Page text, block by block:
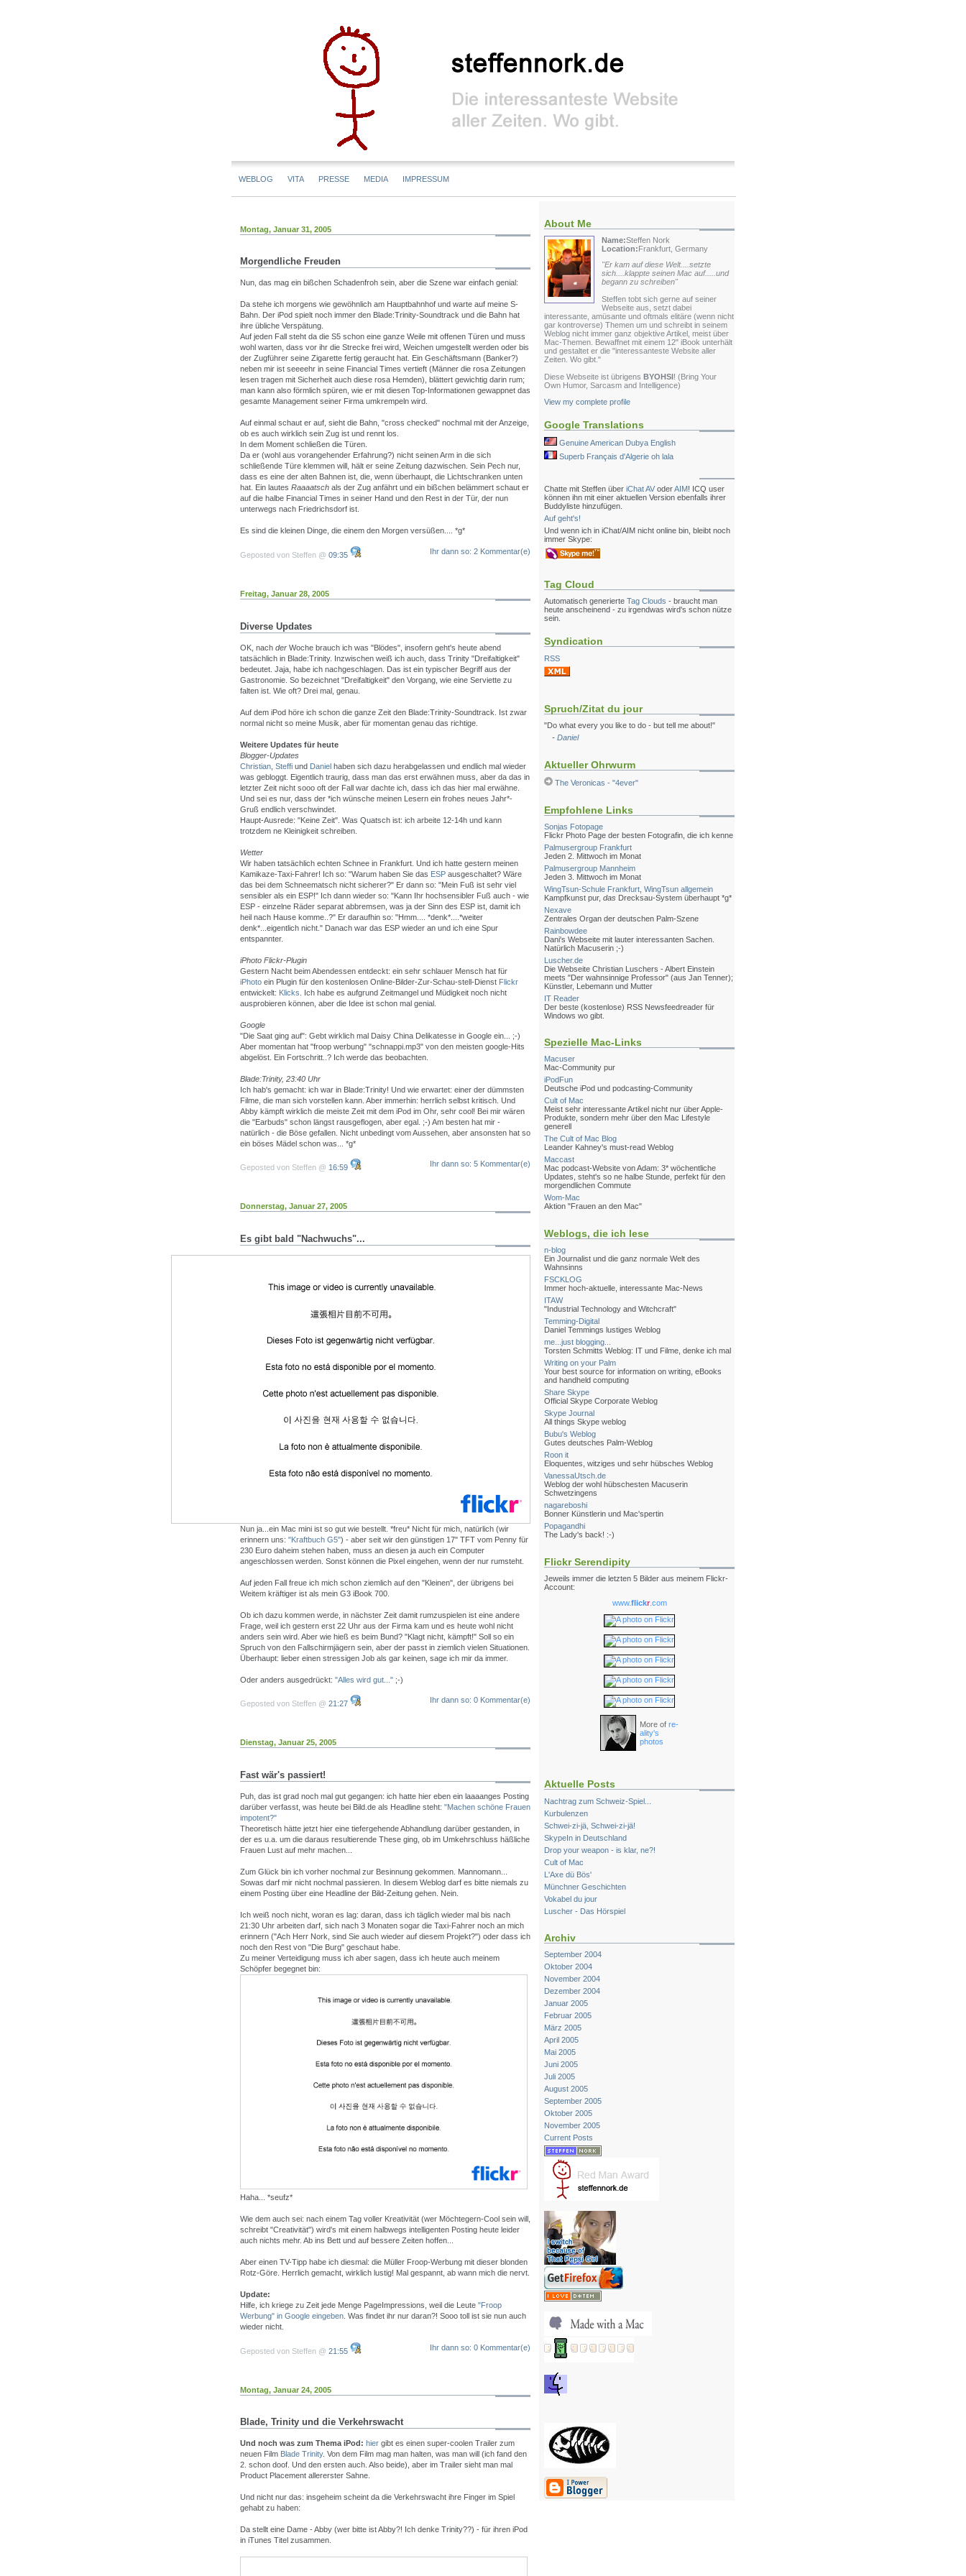
WEBLOG VITA PRESSE MEDIA IMPRESSUM
Montag, Januar 31, 2005
Morgendliche Freuden
Nun, das mag ein bißchen Schadenfroh sein, aber die Szene war einfach genial:
Da stehe ich morgens wie gewöhnlich am Hauptbahnhof und warte auf meine S-
Bahn. Der iPod spielt noch immer den Blade:Trinity-Soundtrack und die Bahn hat
ihre übliche Verspätung.
Auf jeden Fall steht da die S5 schon eine ganze Weile mit offenen Türen und muss
wohl warten, dass vor ihr die Strecke frei wird, Weichen umgestellt werden oder bis
der Zugführer seine Zigarette fertig geraucht hat. Ein Geschäftsmann (Banker?)
neben mir ist seeeehr in seine Financial Times vertieft (Männer die rosa Zeitungen
lesen tragen mit Sicherheit auch diese rosa Hemden), blättert gewichtig darin rum;
man kann also förmlich spüren, wie er mit diesen Top-Informationen gewappnet das
gesamte Management seiner Firma umkrempeln wird.
Auf einmal schaut er auf, sieht die Bahn, "cross checked" nochmal mit der Anzeige,
ob es auch wirklich sein Zug ist und rennt los.
In dem Moment schließen die Türen.
Da er (wohl aus vorangehender Erfahrung?) nicht seinen Arm in die sich
schließende Türe klemmen will, hält er seine Zeitung dazwischen. Sein Pech nur,
dass es eine der alten Bahnen ist, die, wenn überhaupt, die Lichtschranken unten
hat. Ein lautes Raaaatsch als der Zug anfährt und ein bißchen belämmert schaut er
auf die halbe Financial Times in seiner Hand und den Rest in der Tür, der nun
unterwegs nach Friedrichsdorf ist.
Es sind die kleinen Dinge, die einem den Morgen versüßen.... *g*
Geposted von Steffen @ 09:35 Ihr dann so: 2 Kommentar(e)
Freitag, Januar 28, 2005
Diverse Updates
OK, nach der Woche brauch ich was "Blödes", insofern geht's heute abend
tatsächlich in Blade:Trinity. Inzwischen weiß ich auch, dass Trinity "Dreifaltigkeit"
bedeutet. Jaja, habe ich nachgeschlagen. Das ist ein typischer Begriff aus der
Gastronomie. So bezeichnet "Dreifaltigkeit" den Vorgang, wie eine Serviette zu
falten ist. Wie oft? Drei mal, genau.
Auf dem iPod höre ich schon die ganze Zeit den Blade:Trinity-Soundtrack. Ist zwar
normal nicht so meine Musik, aber für momentan genau das richtige.
Weitere Updates für heute
Blogger-Updates
Christian Steffi und Daniel haben sich dazu herabgelassen und endlich mal wieder
was gebloggt. Eigentlich traurig, dass man das erst erwähnen muss, aber da das in
letzter Zeit nicht sooo oft der Fall war dachte ich, dass ich das hier mal erwähne.
Und sei es nur, dass der *ich wünsche meinen Lesern ein frohes neues Jahr*-
Gruß endlich verschwindet.
Haupt-Ausrede: "Keine Zeit". Was Quatsch ist: ich arbeite 12-14h und kann
trotzdem ne Kleinigkeit schreiben.
Wetter
Wir haben tatsächlich echten Schnee in Frankfurt. Und ich hatte gestern meinen
Kamikaze-Taxi-Fahrer! Ich so: "Warum haben Sie das ESP ausgeschaltet? Wäre
das bei dem Schneematsch nicht sicherer?" Er dann so: "Mein Fuß ist sehr viel
sensibler als ein ESP!" Ich dann wieder so: "Kann Ihr hochsensibler Fuß auch - wie
ESP - einzelne Räder separat abbremsen, was ja der Sinn des ESP ist, damit ich
heil nach Hause komme..?" Er daraufhin so: "Hmm.... *denk*....*weiter
denk*...eigentlich nicht." Danach war das ESP wieder an und ich eine Spur
entspannter.
iPhoto Flickr-Plugin
Gestern Nacht beim Abendessen entdeckt: ein sehr schlauer Mensch hat für
iPhoto ein Plugin für den kostenlosen Online-Bilder-Zur-Schau-stell-Dienst Flickr
entwickelt: Klicks . Ich habe es aufgrund Zeitmangel und Müdigkeit noch nicht
ausprobieren können, aber die Idee ist schon mal genial.
Google
"Die Saat ging auf": Gebt wirklich mal Daisy China Delikatesse in Google ein... ;-)
Aber momentan hat "froop werbung" "schnappi.mp3" von den meisten google-Hits
abgelöst. Ein Fortschritt..? Ich werde das beobachten.
Blade:Trinity, 23:40 Uhr
Ich hab's gemacht: ich war in Blade:Trinity! Und wie erwartet: einer der dümmsten
Filme, die man sich vorstellen kann. Aber immerhin: herrlich selbst kritisch. Und
Abby kämpft wirklich die meiste Zeit mit dem iPod im Ohr, sehr cool! Bei mir wären
die "Earbuds" schon längst rausgeflogen, aber egal. ;-) Am besten hat mir -
natürlich - die Böse gefallen. Nicht unbedingt vom Aussehen, aber ansonsten hat so
ein böses Mädel schon was... *g*
Geposted von Steffen @ 16:59 Ihr dann so: 5 Kommentar(e)
Donnerstag, Januar 27, 2005
Es gibt bald "Nachwuchs"...
Nun ja...ein Mac mini ist so gut wie bestellt. *freu* Nicht für mich, natürlich (wir
erinnern uns: "Kraftbuch G5") - aber seit wir den günstigen 17" TFT vom Penny für
230 Euro daheim stehen haben, muss an diesen ja auch ein Computer
angeschlossen werden. Sonst können die Pixel eingehen, wenn der nur rumsteht.
Auf jeden Fall freue ich mich schon ziemlich auf den "Kleinen", der übrigens bei
Weitem kräftiger ist als mein G3 iBook 700.
Ob ich dazu kommen werde, in nächster Zeit damit rumzuspielen ist eine andere
Frage, weil ich gestern erst 22 Uhr aus der Firma kam und es heute wohl nicht
anders sein wird. Aber wie hieß es beim Bund? "Klagt nicht, kämpft!" Soll so ein
Spruch von den Fallschirmjägern sein, aber der passt in ziemlich vielen Situationen.
Überhaupt: lieber einen stressigen Job als gar keinen, sage ich mir da immer.
Oder anders ausgedrückt: "Alles wird gut..." ;-)
Geposted von Steffen @ 21:27 Ihr dann so: 0 Kommentar(e)
Dienstag, Januar 25, 2005
Fast wär's passiert!
Puh, das ist grad noch mal gut gegangen: ich hatte hier eben ein laaaanges Posting
darüber verfasst, was heute bei Bild.de als Headline steht: "Machen schöne Frauen
impotent?"
Theoretisch hätte jetzt hier eine tiefergehende Abhandlung darüber gestanden, in
der es u.a. um die daraus resultierende These ging, ob im Umkehrschluss häßliche
Frauen Lust auf mehr machen...
Zum Glück bin ich vorher nochmal zur Besinnung gekommen. Mannomann...
Sowas darf mir nicht nochmal passieren. In diesem Weblog darf es bitte niemals zu
einem Posting über eine Headline der Bild-Zeitung gehen. Nein.
Ich weiß noch nicht, woran es lag: daran, dass ich täglich wieder mal bis nach
21:30 Uhr arbeiten darf, sich nach 3 Monaten sogar die Taxi-Fahrer noch an mich
erinnern ("Ach Herr Nork, sind Sie auch wieder auf diesem Projekt?") oder dass ich
noch den Rest von "Die Burg" geschaut habe.
Zu meiner Verteidigung muss ich aber sagen, dass ich heute auch meinem
Schöpfer begegnet bin:
Haha... *seufz*
Wie dem auch sei: nach einem Tag voller Kreativität (wer Möchtegern-Cool sein will,
schreibt "Creativität") wird's mit einem halbwegs intelligenten Posting heute leider
auch nichts mehr. Ab ins Bett und auf bessere Zeiten hoffen...
Aber einen TV-Tipp habe ich diesmal: die Müller Froop-Werbung mit dieser blonden
Rotz-Göre. Herrlich gemacht, wirklich lustig! Mal gespannt, ab wann mich die nervt.
Update:
Hilfe, ich kriege zu Zeit jede Menge PageImpressions, weil die Leute "Froop
Werbung" in Google eingeben . Was findet ihr nur daran?! Sooo toll ist sie nun auch
wieder nicht.
Geposted von Steffen @ 21:55 Ihr dann so: 0 Kommentar(e)
Montag, Januar 24, 2005
Blade, Trinity und die Verkehrswacht
Und noch was zum Thema iPod: hier gibt es einen super-coolen Trailer zum
neuen Film Blade Trinity. Von dem Film mag man halten, was man will (ich fand den
2. schon doof. Und den ersten auch. Also beide), aber im Trailer sieht man mal
Product Placement allererster Sahne.
Und nicht nur das: insgeheim scheint da die Verkehrswacht ihre Finger im Spiel
gehabt zu haben:
Da stellt eine Dame - Abby (wer bitte ist Abby?! Ich denke Trinity??) - für ihren iPod
in iTunes Titel zusammen.
About Me
Name:Steffen Nork
Location:Frankfurt, Germany
"Er kam auf diese Welt....setzte
sich....klappte seinen Mac auf.....und
begann zu schreiben"
Steffen tobt sich gerne auf seiner
Webseite aus, setzt dabei
interessante, amüsante und oftmals elitäre (wenn nicht
gar kontroverse) Themen um und schreibt in seinem
Weblog nicht immer ganz objektive Artikel, meist über
Mac-Themen. Bewaffnet mit einem 12" iBook unterhält
und gestaltet er die "interessanteste Website aller
Zeiten. Wo gibt."
Diese Webseite ist übrigens BYOHSI! (Bring Your
Own Humor, Sarcasm and Intelligence)
View my complete profile
Google Translations
Genuine American Dubya English
Superb Français d'Algerie oh lala
Chatte mit Steffen über iChat AV oderAIM! ICQ user
können ihn mit einer aktuellen Version ebenfalls ihrer
Buddyliste hinzufügen.
Auf geht's!
Und wenn ich in iChat/AIM nicht online bin, bleibt noch
immer Skype:
Tag Cloud
Automatisch generierte Tag Clouds - braucht man
heute anscheinend - zu irgendwas wird's schon nütze
sein.
Syndication
RSS
Spruch/Zitat du jour
"Do what every you like to do - but tell me about!"
- Daniel
Aktueller Ohrwurm
The Veronicas - "4ever"
Empfohlene Links
Sonjas Fotopage
Flickr Photo Page der besten Fotografin, die ich kenne
Palmusergroup Frankfurt
Jeden 2. Mittwoch im Monat
Palmusergroup Mannheim
Jeden 3. Mittwoch im Monat
WingTsun-Schule Frankfurt WingTsun allgemein
Kampfkunst pur, das Drecksau-System überhaupt *g*
Nexave
Zentrales Organ der deutschen Palm-Szene
Rainbowdee
Dani's Webseite mit lauter interessanten Sachen.
Natürlich Macuserin ;-)
Luscher.de
Die Webseite Christian Luschers - Albert Einstein
meets "Der wahnsinnige Professor" (aus Jan Tenner);
Künstler, Lebemann und Mutter
IT Reader
Der beste (kostenlose) RSS Newsfeedreader für
Windows wo gibt.
Spezielle Mac-Links
Macuser
Mac-Community pur
iPodFun
Deutsche iPod und podcasting-Community
Cult of Mac
Meist sehr interessante Artikel nicht nur über Apple-
Produkte, sondern mehr über den Mac Lifestyle
generell
The Cult of Mac Blog
Leander Kahney's must-read Weblog
Maccast
Mac podcast-Website von Adam: 3* wöchentliche
Updates, steht's so ne halbe Stunde, perfekt für den
morgendlichen Commute
Wom-Mac
Aktion "Frauen an den Mac"
Weblogs, die ich lese
n-blog
Ein Journalist und die ganz normale Welt des
Wahnsinns
FSCKLOG
Immer hoch-aktuelle, interessante Mac-News
ITAW
"Industrial Technology and Witchcraft"
Temming-Digital
Daniel Temmings lustiges Weblog
me...just blogging...
Torsten Schmitts Weblog: IT und Filme, denke ich mal
Writing on your Palm
Your best source for information on writing, eBooks
and handheld computing
Share Skype
Official Skype Corporate Weblog
Skype Journal
All things Skype weblog
Bubu's Weblog
Gutes deutsches Palm-Weblog
Roon it
Eloquentes, witziges und sehr hübsches Weblog
VanessaUtsch.de
Weblog der wohl hübschesten Macuserin
Schwetzingens
nagareboshi
Bonner Künstlerin und Mac'spertin
Popagandhi
The Lady's back! :-)
Flickr Serendipity
Jeweils immer die letzten 5 Bilder aus meinem Flickr-
Account:
www.flickr.com
More of re-
ality's
photos
Aktuelle Posts
Nachtrag zum Schweiz-Spiel...
Kurbulenzen
Schwei-zi-jä, Schwei-zi-jä!
SkypeIn in Deutschland
Drop your weapon - is klar, ne?!
Cult of Mac
L'Axe dü Bös'
Münchner Geschichten
Vokabel du jour
Luscher - Das Hörspiel
Archiv
September 2004
Oktober 2004
November 2004
Dezember 2004
Januar 2005
Februar 2005
März 2005
April 2005
Mai 2005
Juni 2005
Juli 2005
August 2005
September 2005
Oktober 2005
November 2005
Current Posts